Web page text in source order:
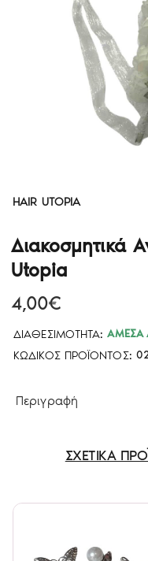
HAIR UTOPIA
Διακοσμητικά
Utopia
ΔΙΑΘΕΣΙΜΌΤΗΤΑ: ΆΜΕΣΑ
ΚΩΔΙΚΌΣ ΠΡΟΪΌΝΤΟΣ:
4,00€
Περιγραφή
ΣΧΕΤΙΚΑ